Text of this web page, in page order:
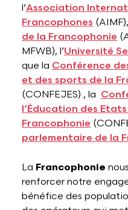
l’Association
Francophones (AIMF),
de la Francophonie
MFWB), l’Université
que la Conférence
et des sports de la
(CONFEJES) , la
l’Éducation des
Francophonie
parlementaire de la
La Francophonie
renforcer notre
bénéfice des